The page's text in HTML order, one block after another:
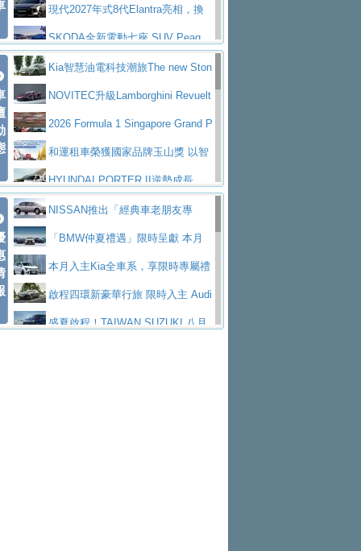
道投資布局
統 最長續航逾 640 公里、支援雙向供電
BMW M2 首度導入 xDrive 四驅，
美國與瑞士需求成關鍵推手
The all-new T-Roc 魅力 自成焦點
Maserati GT2 Stradale「Tribute to
MC12」全球首度亮相
迎接 RANGE ROVER 品牌家族第
五位成員 全新 RANGE ROVER GT 預告登
場
造型華麗時尚、科技座艙再進化，P
eugeot 208小改款發表上市94.8萬起
布12Cilidri Manaule手排超跑產品細節
現代2027年式8代Elantra亮相，換
裝更銳利的造型、更先進的資訊娛樂系統及
更高效的動力
SKODA全新電動七座 SUV Peaq
問世，擁有品牌史上最寬敞且豪華的座艙
AUDI推出首款高性能油電超跑Nuvo
lari，0到100公里加速2.6秒、極速350公里
／小時
百年三叉戟傳奇再啟程 Maserati 重
返 1000 Miglia 傳承競速榮耀
法拉利首款純電跑車Luce亮相，最
大馬力超過1000匹並具備530公里最大續航
里程
小車大空間、座艙科技更先進，SK
ODA發表全新純電跨界休旅Eipq祭平民化車
價89萬起
賓士AMG.EA專屬平台首作，Merc
edes-AMG 全新GT 4-Door Coupe全球首發
福斯推出首款GTI純電性能掀背ID.
Polo GTI，擁有226匹馬力和零百加速 6.8
秒的實力
Jaguar 公布四門 GT車款正式車名
為JAGUAR TYPE 01
終於跟上進度，LEXUS發表首款三
排六座純電旗艦休旅 TZ
有錢也買不到的Golf R！福斯打造
全新Golf R 24h賽車將挑戰紐柏林24小時耐
SKODA公布全新小型純電跨界休旅
Kia智慧油電科技潮旅The new Ston
ic 1-7月累計銷量創歷史新高
NOVITEC升級Lamborghini Revuelt
o 綜效輸出增至1,048匹
2026 Formula 1 Singapore Grand P
rix 新加坡大獎賽 Audi 極速之旅開放報名
和運租車榮獲國家品牌玉山獎 以智
慧移動與綠能創新
HYUNDAI PORTER II逆勢成長，
勇奪中型貨車銷售冠軍
父親節霸氣獻禮！PGO 威力125 最
低入手價 $60,900 起 省油ｘ安全ｘ大空間
陪爸爸輕鬆
福斯商旅挺頭家 推出「德系質感 精
算圓夢」專案yundai推出AllDayEnergy能源服
務 讓電動車化身行動儲能系統
NISSAN X-TRAIL 上市首月銷量
躋身同級前3名Toyota歐洲純電車銷量翻倍 2026
NISSAN推出「經典車老朋友專
案」 以匠人精神煥新珍品座駕
「BMW仲夏禮遇」限時呈獻 本月
入主即享尊榮豪華五星假期 多元優購方案
同步實施
本月入主Kia全車系，享限時專屬禮
遇 啟程四環新豪華行旅 限時入主 Audi
A6 旗艦陣容 低月付5,888元起及3 年乙式險
盛夏啟程！TAIWAN SUZUKI 八月